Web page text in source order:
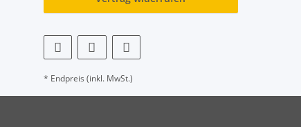
* Endpreis (inkl. MwSt.)